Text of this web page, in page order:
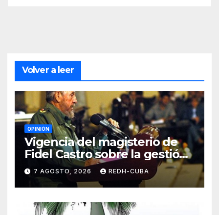
Volver a leer
OPINIÓN
Vigencia del magisterio de
Fidel Castro sobre la gestión
del liderazgo revolucionario.
Por Jorge Luís Guach Estévez
7 AGOSTO, 2026 REDH-CUBA